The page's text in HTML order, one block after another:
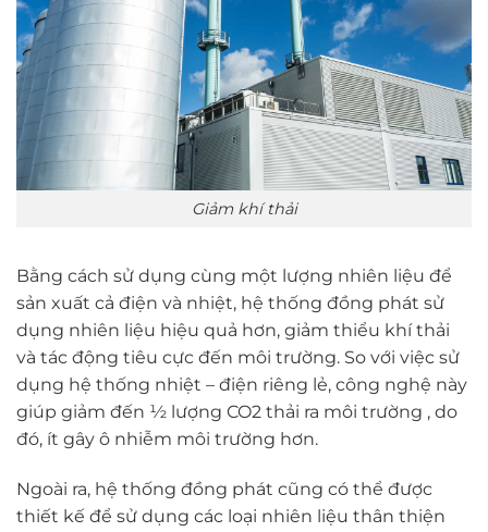
Giảm khí thải
Bằng cách sử dụng cùng một lượng nhiên liệu để
sản xuất cả điện và nhiệt, hệ thống đồng phát sử
dụng nhiên liệu hiệu quả hơn, giảm thiểu khí thải
và tác động tiêu cực đến môi trường. So với việc sử
dụng hệ thống nhiệt – điện riêng lẻ, công nghệ này
giúp giảm đến ½ lượng CO2 thải ra môi trường , do
đó, ít gây ô nhiễm môi trường hơn.
Ngoài ra, hệ thống đồng phát cũng có thể được
thiết kế để sử dụng các loại nhiên liệu thân thiện